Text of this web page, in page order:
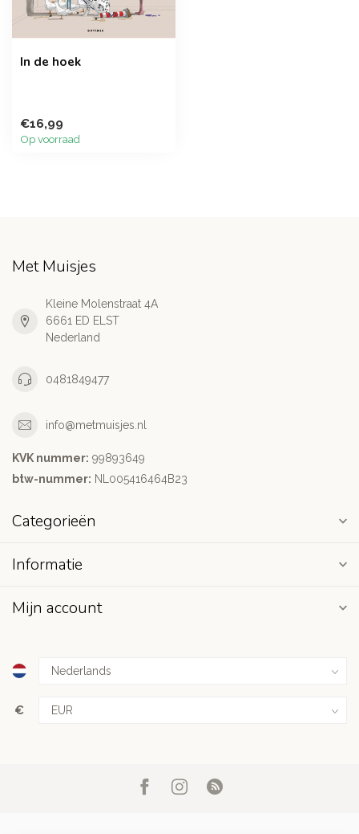
In de hoek
€16,99
Op voorraad
Met Muisjes
Kleine Molenstraat 4A
6661 ED ELST
Nederland
0481849477
info@metmuisjes.nl
KVK nummer: 99893649
btw-nummer: NL005416464B23
Categorieën
Informatie
Mijn account
€